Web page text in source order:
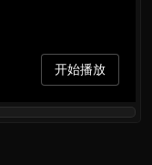
开始播放